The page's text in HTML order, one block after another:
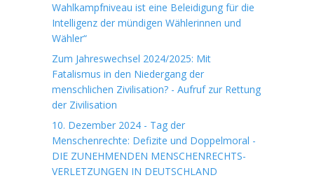
Wahlkampfniveau ist eine Beleidigung für die
Intelligenz der mündigen Wählerinnen und
Wähler“
Zum Jahreswechsel 2024/2025: Mit
Fatalismus in den Niedergang der
menschlichen Zivilisation? - Aufruf zur Rettung
der Zivilisation
10. Dezember 2024 - Tag der
Menschenrechte: Defizite und Doppelmoral -
DIE ZUNEHMENDEN MENSCHENRECHTS-
VERLETZUNGEN IN DEUTSCHLAND